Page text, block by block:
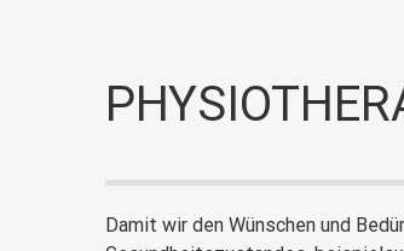
Damit wir den Wünschen und